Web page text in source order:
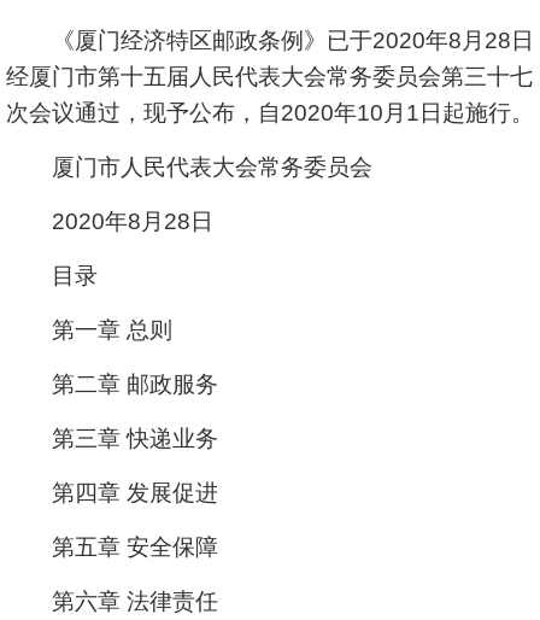
《厦门经济特区邮政条例》已于2020年8月28日
经厦门市第十五届人民代表大会常务委员会第三十七
次会议通过，现予公布，自2020年10月1日起施行。
厦门市人民代表大会常务委员会
2020年8月28日
目录
第一章 总则
第二章 邮政服务
第三章 快递业务
第四章 发展促进
第五章 安全保障
第六章 法律责任